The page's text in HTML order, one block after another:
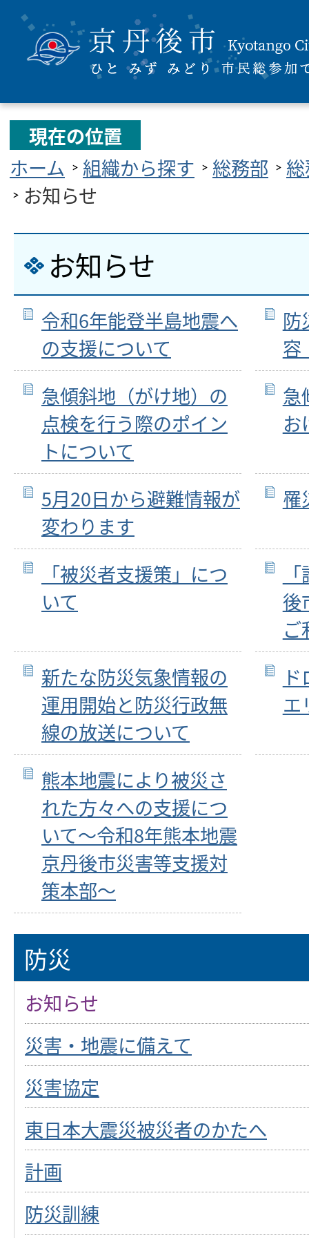
現在の位置
ホーム
組織から探す 総務部
お知らせ
お知らせ
令和6年能登半島地震へ
の支援について
防
容
急傾斜地（がけ地）の
点検を行う際のポイン
トについて
急
お
5月20日から避難情報が
変わります
罹
「被災者支援策」につ
いて
後
新たな防災気象情報の
運用開始と防災行政無
線の放送について
エ
熊本地震により被災さ
れた方々への支援につ
いて～令和8年熊本地震
京丹後市災害等支援対
策本部～
防災
お知らせ
災害・地震に備えて
災害協定
東日本大震災被災者のかたへ
計画
防災訓練